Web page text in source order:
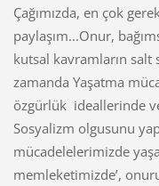
Çağımızda, en çok
paylaşım...Onur,
kutsal kavramların salt
zamanda Yaşatma
özgürlük ideallerinde
Sosyalizm olgusunu
mücadelelerimizde
memleketimizde’,